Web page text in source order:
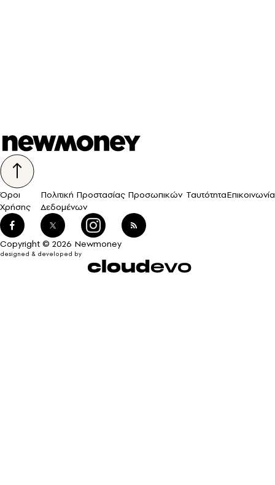
Όροι
Χρήσης
Πολιτική Προστασίας Προσωπικών
Δεδομένων
ΤαυτότηταΕπικοινωνία
Copyright © 2026 Newmoney
designed & developed by